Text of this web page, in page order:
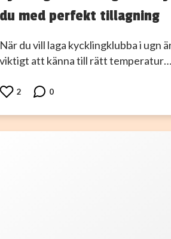
du med perfekt tillagning
När du vill laga kycklingklubba i ugn
viktigt att känna till rätt temperatur…
2 0